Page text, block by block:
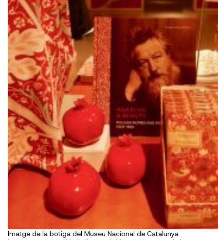
Imatge de la botiga del Museu Nacional de Catalunya